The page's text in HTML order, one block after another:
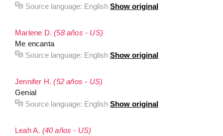
Source language: English Show original
Marlene D.(58 años - US)
Me encanta
Source language: English Show original
Jennifer H.(52 años - US)
Genial
Source language: English Show original
Leah A. (40 años - US)